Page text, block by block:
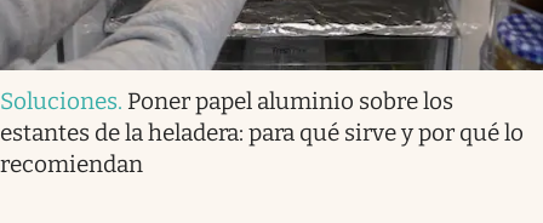
Soluciones. Poner papel aluminio sobre los
estantes de la heladera: para qué sirve y por qué lo
recomiendan